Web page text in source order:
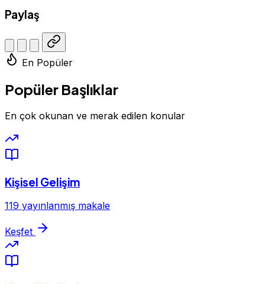
Paylaş
En Popüler
Popüler Başlıklar
En çok okunan ve merak edilen konular
Kişisel Gelişim
119 yayınlanmış makale
Keşfet